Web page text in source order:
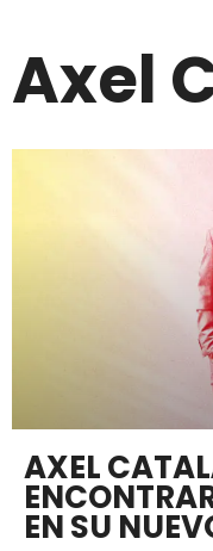
Axel
AXEL
EN SU